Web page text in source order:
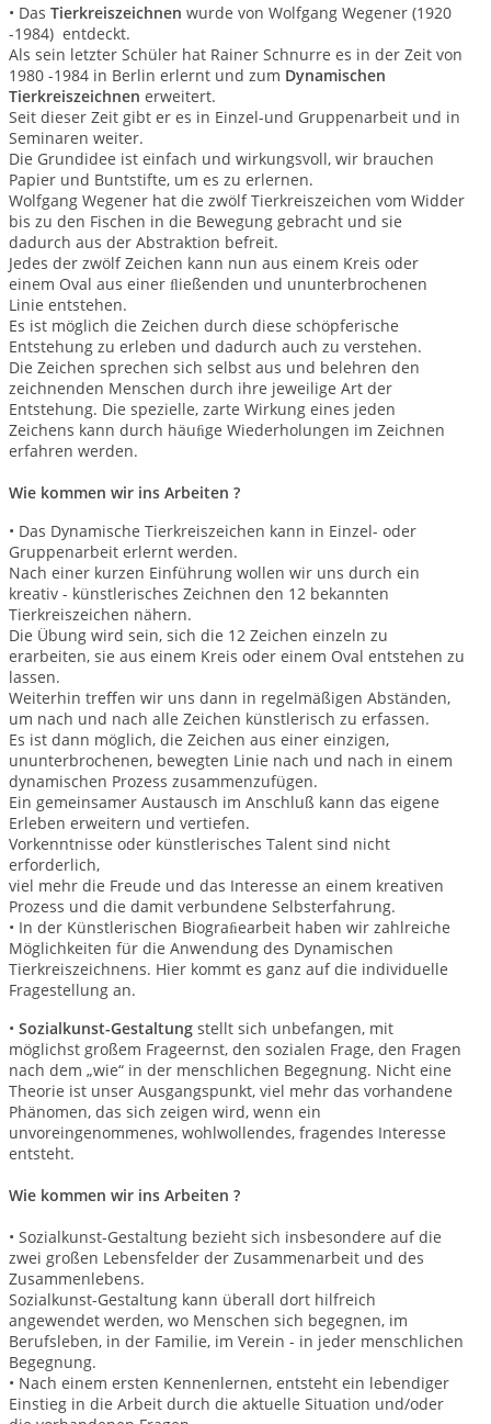
• Das Tierkreiszeichnen wurde von Wolfgang Wegener (1920
-1984) entdeckt.
Als sein letzter Schüler hat Rainer Schnurre es in der Zeit von
1980 -1984 in Berlin erlernt und zum Dynamischen
Tierkreiszeichnen erweitert.
Seit dieser Zeit gibt er es in Einzel-und Gruppenarbeit und in
Seminaren weiter.
Die Grundidee ist einfach und wirkungsvoll, wir brauchen
Papier und Buntstifte, um es zu erlernen.
Wolfgang Wegener hat die zwölf Tierkreiszeichen vom Widder
bis zu den Fischen in die Bewegung gebracht und sie
dadurch aus der Abstraktion befreit.
Jedes der zwölf Zeichen kann nun aus einem Kreis oder
einem Oval aus einer ﬂießenden und ununterbrochenen
Linie entstehen.
Es ist möglich die Zeichen durch diese schöpferische
Entstehung zu erleben und dadurch auch zu verstehen.
Die Zeichen sprechen sich selbst aus und belehren den
zeichnenden Menschen durch ihre jeweilige Art der
Entstehung. Die spezielle, zarte Wirkung eines jeden
Zeichens kann durch häuﬁge Wiederholungen im Zeichnen
erfahren werden.
Wie kommen wir ins Arbeiten ?
• Das Dynamische Tierkreiszeichen kann in Einzel- oder
Gruppenarbeit erlernt werden.
Nach einer kurzen Einführung wollen wir uns durch ein
kreativ - künstlerisches Zeichnen den 12 bekannten
Tierkreiszeichen nähern.
Die Übung wird sein, sich die 12 Zeichen einzeln zu
erarbeiten, sie aus einem Kreis oder einem Oval entstehen zu
lassen.
Weiterhin treﬀen wir uns dann in regelmäßigen Abständen,
um nach und nach alle Zeichen künstlerisch zu erfassen.
Es ist dann möglich, die Zeichen aus einer einzigen,
ununterbrochenen, bewegten Linie nach und nach in einem
dynamischen Prozess zusammenzufügen.
Ein gemeinsamer Austausch im Anschluß kann das eigene
Erleben erweitern und vertiefen.
Vorkenntnisse oder künstlerisches Talent sind nicht
erforderlich,
viel mehr die Freude und das Interesse an einem kreativen
Prozess und die damit verbundene Selbsterfahrung.
• In der Künstlerischen Biograﬁearbeit haben wir zahlreiche
Möglichkeiten für die Anwendung des Dynamischen
Tierkreiszeichnens. Hier kommt es ganz auf die individuelle
Fragestellung an.
• Sozialkunst-Gestaltung stellt sich unbefangen, mit
möglichst großem Frageernst, den sozialen Frage, den Fragen
nach dem „wie“ in der menschlichen Begegnung. Nicht eine
Theorie ist unser Ausgangspunkt, viel mehr das vorhandene
Phänomen, das sich zeigen wird, wenn ein
unvoreingenommenes, wohlwollendes, fragendes Interesse
entsteht.
Wie kommen wir ins Arbeiten ?
• Sozialkunst-Gestaltung bezieht sich insbesondere auf die
zwei großen Lebensfelder der Zusammenarbeit und des
Zusammenlebens.
Sozialkunst-Gestaltung kann überall dort hilfreich
angewendet werden, wo Menschen sich begegnen, im
Berufsleben, in der Familie, im Verein - in jeder menschlichen
Begegnung.
• Nach einem ersten Kennenlernen, entsteht ein lebendiger
Einstieg in die Arbeit durch die aktuelle Situation und/oder